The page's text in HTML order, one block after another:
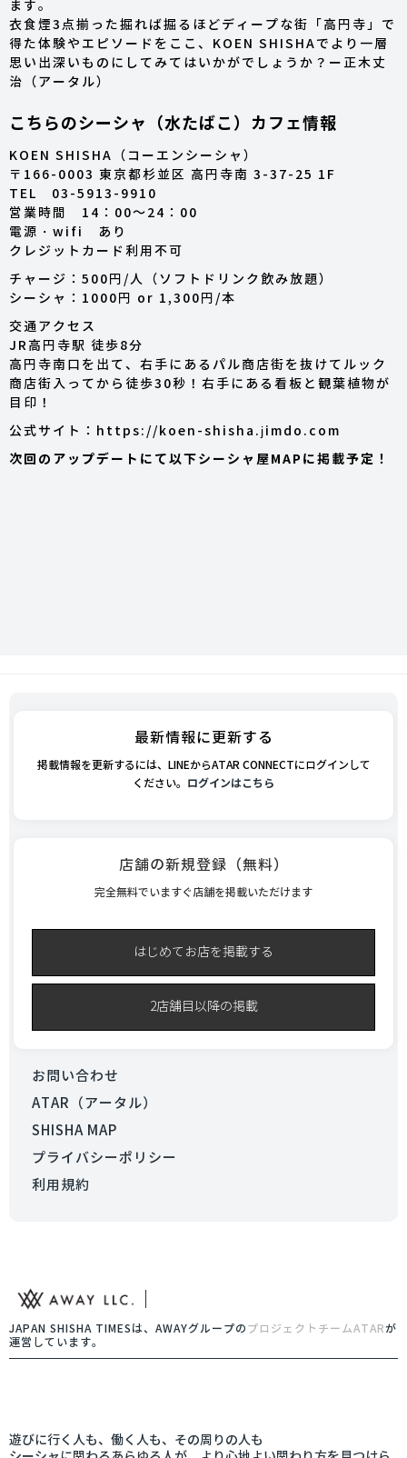
ます。
衣食煙3点揃った掘れば掘るほどディープな街「高円寺」で
得た体験やエピソードをここ、KOEN SHISHAでより一層
思い出深いものにしてみてはいかがでしょうか？ー正木丈
治（アータル）
こちらのシーシャ（水たばこ）カフェ情報
KOEN SHISHA（コーエンシーシャ）
〒166-0003 東京都杉並区 高円寺南 3-37-25 1F
TEL 03-5913-9910
営業時間 14：00～24：00
電源・wifi あり
クレジットカード利用不可
チャージ：500円/人（ソフトドリンク飲み放題）
シーシャ：1000円 or 1,300円/本
交通アクセス
JR高円寺駅 徒歩8分
高円寺南口を出て、右手にあるパル商店街を抜けてルック
商店街入ってから徒歩30秒！右手にある看板と観葉植物が
目印！
公式サイト：https://koen-shisha.jimdo.com
次回のアップデートにて以下シーシャ屋MAPに掲載予定！
最新情報に更新する
掲載情報を更新するには、LINEからATAR CONNECTにログインして
ください。 ログインはこちら
店舗の新規登録（無料）
完全無料でいますぐ店舗を掲載いただけます
はじめてお店を掲載する
2店舗目以降の掲載
お問い合わせ
ATAR（アータル）
SHISHA MAP
プライバシーポリシー
利用規約
JAPAN SHISHA TIMESは、AWAYグループの プロジェクトチームATARが
運営しています。
遊びに行く人も、働く人も、その周りの人も